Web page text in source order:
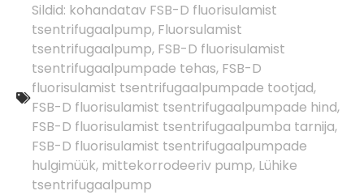
Sildid: kohandatav FSB-D fluorisulamist
tsentrifugaalpump, Fluorsulamist
tsentrifugaalpump, FSB-D fluorisulamist
tsentrifugaalpumpade tehas, FSB-D
fluorisulamist tsentrifugaalpumpade tootjad,
FSB-D fluorisulamist tsentrifugaalpumpade hind,
FSB-D fluorisulamist tsentrifugaalpumba tarnija,
FSB-D fluorisulamist tsentrifugaalpumpade
hulgimüük, mittekorrodeeriv pump, Lühike
tsentrifugaalpump